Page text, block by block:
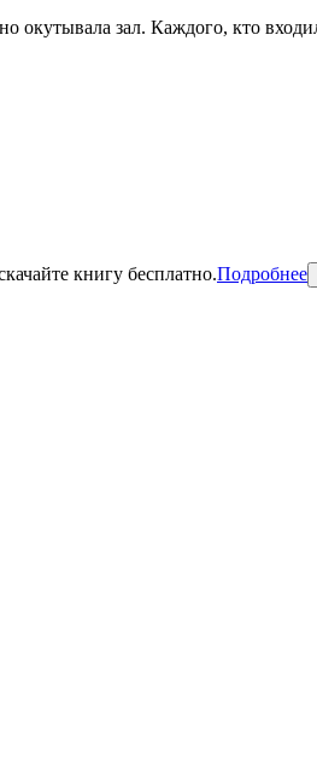
зал. Каждого, кто
книгу бесплатно.Подробнее